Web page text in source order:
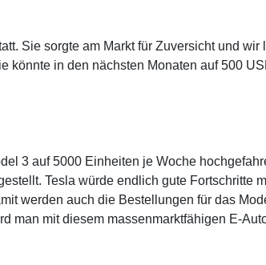
Sie sorgte am Markt für Zuversicht und wir
könnte in den nächsten Monaten auf 500
3 auf 5000 Einheiten je Woche
Tesla würde endlich gute Fortschritte
werden auch die Bestellungen für das
man mit diesem massenmarktfähigen E-